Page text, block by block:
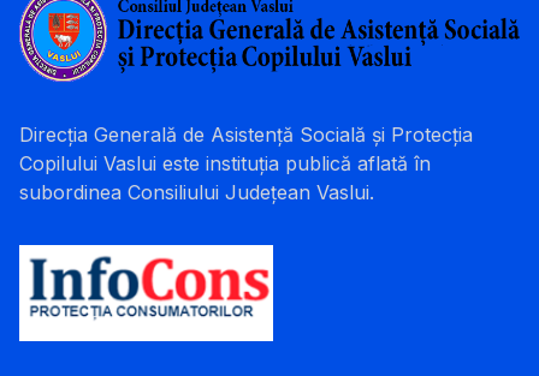
Direcția Generală de Asistență Socială și Protecția
Copilului Vaslui este instituția publică aflată în
subordinea Consiliului Județean Vaslui.